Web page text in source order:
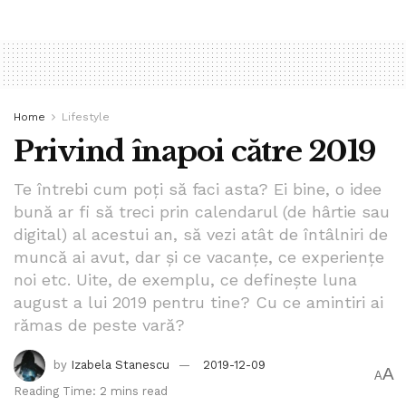
Home Lifestyle
Privind înapoi către 2019
Te întrebi cum poți să faci asta? Ei bine, o idee
bună ar fi să treci prin calendarul (de hârtie sau
digital) al acestui an, să vezi atât de întâlniri de
muncă ai avut, dar și ce vacanțe, ce experiențe
noi etc. Uite, de exemplu, ce definește luna
august a lui 2019 pentru tine? Cu ce amintiri ai
rămas de peste vară?
by Izabela Stanescu
2019-12-09
Reading Time: 2 mins read
AA